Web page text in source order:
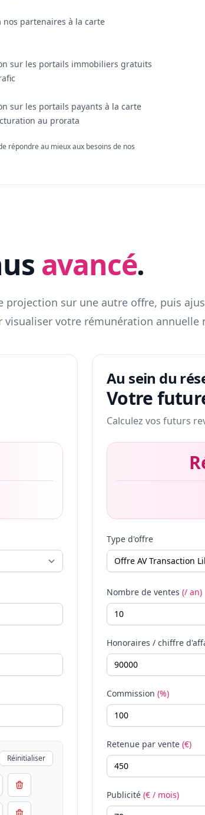
nos partenaires à la carte
sur les portails immobiliers gratuits
sur les portails payants à la carte
au prorata
répondre au mieux aux besoins de nos
avancé.
sur une autre offre, puis
votre rémunération annuelle
Réinitialiser
Au sein du
Votre
Calculez vos futurs
Type d'offre
Nombre de ventes (/ an)
Honoraires / chiffre
Commission (%)
Retenue par vente (€)
Publicité (€ / mois)